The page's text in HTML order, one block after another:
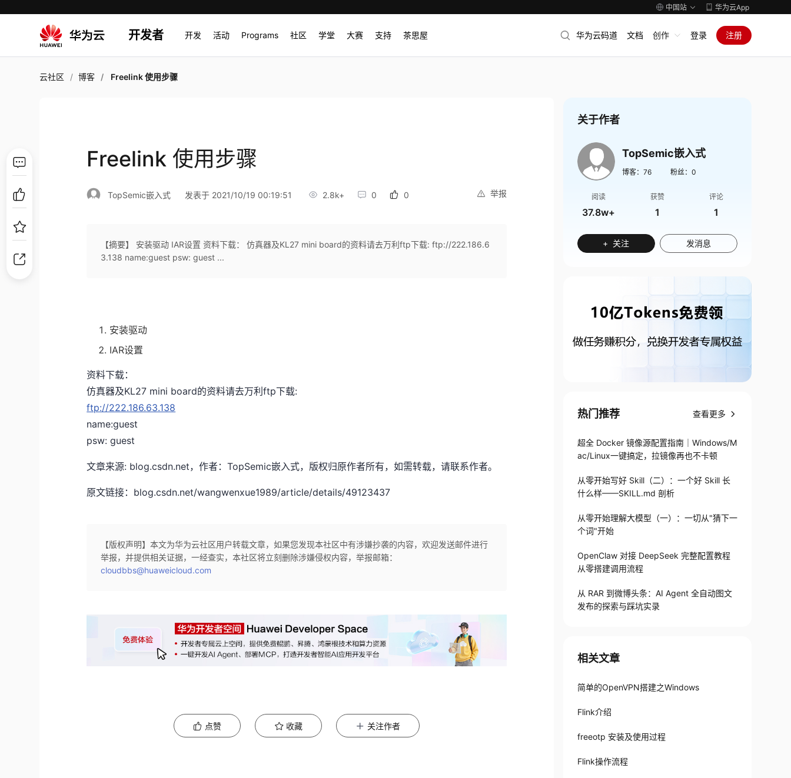
中国站 华为云App
开发者 开发 活动 Programs 社区 学堂 大赛 支持 茶思屋 华为云码道 文档 创作 登录 注册
云社区 博客 Freelink 使用步骤
Freelink 使用步骤
举报
TopSemic嵌入式 发表于 2021/10/19 00:19:51 2.8k+ 0 0
【摘要】 安装驱动 IAR设置 资料下载： 仿真器及KL27 mini board的资料请去万利ftp下载: ftp://222.186.6
3.138 name:guest psw: guest ...
安装驱动
IAR设置
资料下载：
仿真器及KL27 mini board的资料请去万利ftp下载:
ftp://222.186.63.138
name:guest
psw: guest
文章来源: blog.csdn.net，作者：TopSemic嵌入式，版权归原作者所有，如需转载，请联系作者。
原文链接：blog.csdn.net/wangwenxue1989/article/details/49123437
【版权声明】本文为华为云社区用户转载文章，如果您发现本社区中有涉嫌抄袭的内容，欢迎发送邮件进行
举报，并提供相关证据，一经查实，本社区将立刻删除涉嫌侵权内容，举报邮箱：
cloudbbs@huaweicloud.com
点赞 收藏 关注作者
关于作者
TopSemic嵌入式
博客： 76 粉丝： 0
阅读
37.8w+
获赞
1
评论
1
+ 关注 发消息
热门推荐 查看更多
超全 Docker 镜像源配置指南｜Windows/M
ac/Linux一键搞定，拉镜像再也不卡顿
从零开始写好 Skill（二）：一个好 Skill 长
什么样——SKILL.md 剖析
从零开始理解大模型（一）：一切从"猜下一
个词"开始
OpenClaw 对接 DeepSeek 完整配置教程
从零搭建调用流程
从 RAR 到微博头条：AI Agent 全自动图文
发布的探索与踩坑实录
相关文章
简单的OpenVPN搭建之Windows
Flink介绍
freeotp 安装及使用过程
Flink操作流程